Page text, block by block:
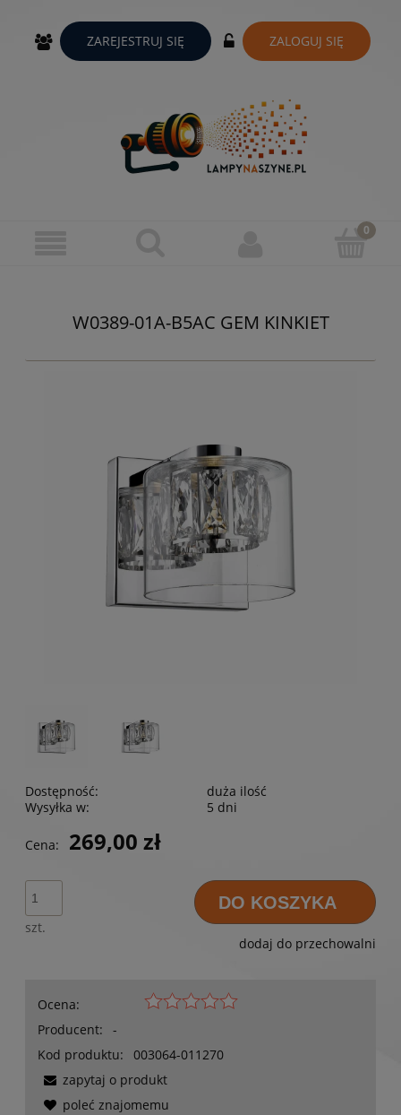
ZAREJESTRUJ SIĘ ZALOGUJ SIĘ
W0389-01A-B5AC GEM KINKIET
Dostępność:
duża ilość
Wysyłka w:
5 dni
Cena: 269,00 zł
szt.
DO KOSZYKA
dodaj do przechowalni
Ocena:
Producent:
-
Kod produktu:
003064-011270
zapytaj o produkt
poleć znajomemu